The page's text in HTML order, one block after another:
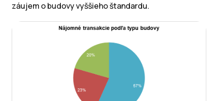
záujem o budovy vyššieho štandardu.